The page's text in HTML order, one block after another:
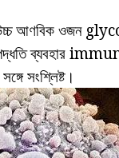
উচ্চ আণবিক ওজন
পদ্ধতি
সংশ্লিষ্ট।